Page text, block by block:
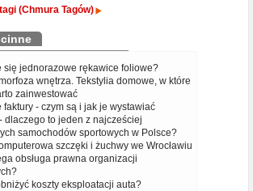
(Chmura Tagów)
się jednorazowe rękawice foliowe?
wnętrza. Tekstylia domowe, w które
zainwestować
faktury - czym są i jak je wystawiać
dlaczego to jeden z najcześciej
samochodów sportowych w Polsce?
szczęki i żuchwy we Wrocławiu
obsługa prawna organizacji
koszty eksploatacji auta?